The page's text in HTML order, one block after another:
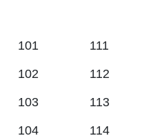
101 111
102 112
103 113
104 114